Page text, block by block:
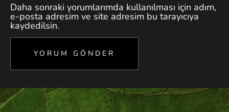
Daha sonraki yorumlarımda kullanılması için adım,
e-posta adresim ve site adresim bu tarayıcıya
kaydedilsin.